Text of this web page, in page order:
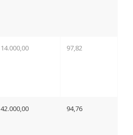
14.000,00 97,82
42.000,00 94,76